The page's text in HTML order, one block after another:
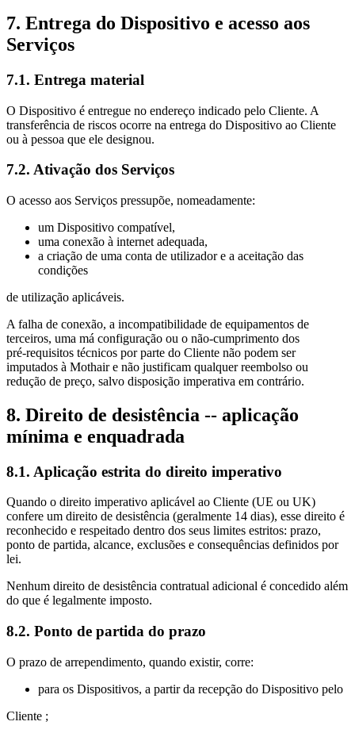
7. Entrega do Dispositivo e acesso aos
Serviços
7.1. Entrega material
O Dispositivo é entregue no endereço indicado pelo Cliente. A
transferência de riscos ocorre na entrega do Dispositivo ao Cliente
ou à pessoa que ele designou.
7.2. Ativação dos Serviços
O acesso aos Serviços pressupõe, nomeadamente:
um Dispositivo compatível,
uma conexão à internet adequada,
a criação de uma conta de utilizador e a aceitação das
condições
de utilização aplicáveis.
A falha de conexão, a incompatibilidade de equipamentos de
terceiros, uma má configuração ou o não‑cumprimento dos
pré‑requisitos técnicos por parte do Cliente não podem ser
imputados à Mothair e não justificam qualquer reembolso ou
redução de preço, salvo disposição imperativa em contrário.
8. Direito de desistência -- aplicação
mínima e enquadrada
8.1. Aplicação estrita do direito imperativo
Quando o direito imperativo aplicável ao Cliente (UE ou UK)
confere um direito de desistência (geralmente 14 dias), esse direito é
reconhecido e respeitado dentro dos seus limites estritos: prazo,
ponto de partida, alcance, exclusões e consequências definidos por
lei.
Nenhum direito de desistência contratual adicional é concedido além
do que é legalmente imposto.
8.2. Ponto de partida do prazo
O prazo de arrependimento, quando existir, corre:
para os Dispositivos, a partir da recepção do Dispositivo pelo
Cliente ;